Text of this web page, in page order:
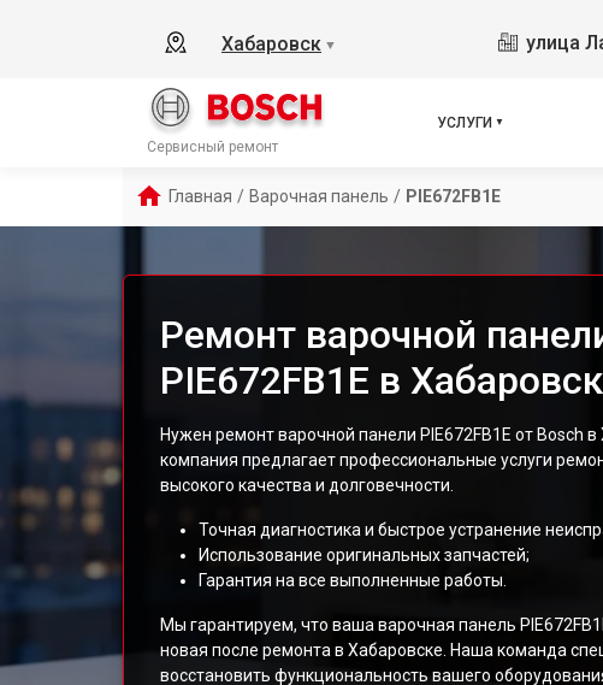
Хабаровск ▼ улица
Сервисный ремонт
УСЛУГИ
Главная / Варочная панель / PIE672FB1E
Ремонт варочной
PIE672FB1E в
Нужен ремонт варочной панели PIE672FB1E от Bosch
компания предлагает профессиональные услуги
высокого качества и долговечности.
Точная диагностика и быстрое устранение
Использование оригинальных запчастей;
Гарантия на все выполненные работы.
Мы гарантируем, что ваша варочная панель
новая после ремонта в Хабаровске. Наша команда
восстановить функциональность вашего